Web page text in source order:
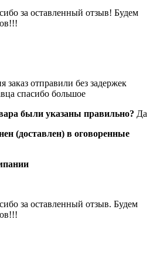
за оставленный отзыв! Будем
заказ отправили без задержек
спасибо большое
были указаны правильно? Да
(доставлен) в оговоренные
за оставленный отзыв. Будем